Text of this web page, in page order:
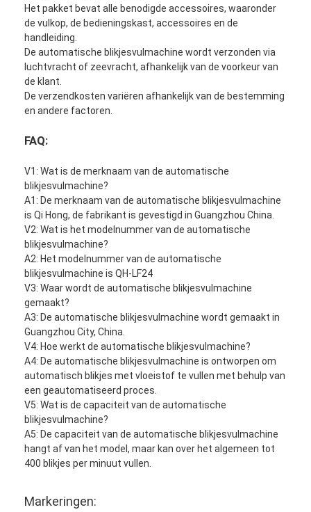
Het pakket bevat alle benodigde accessoires, waaronder
de vulkop, de bedieningskast, accessoires en de
handleiding.
De automatische blikjesvulmachine wordt verzonden via
luchtvracht of zeevracht, afhankelijk van de voorkeur van
de klant.
De verzendkosten variëren afhankelijk van de bestemming
en andere factoren.
FAQ:
V1: Wat is de merknaam van de automatische
blikjesvulmachine?
A1: De merknaam van de automatische blikjesvulmachine
is Qi Hong, de fabrikant is gevestigd in Guangzhou China.
V2: Wat is het modelnummer van de automatische
blikjesvulmachine?
A2: Het modelnummer van de automatische
blikjesvulmachine is QH-LF24
V3: Waar wordt de automatische blikjesvulmachine
gemaakt?
A3: De automatische blikjesvulmachine wordt gemaakt in
Guangzhou City, China.
V4: Hoe werkt de automatische blikjesvulmachine?
A4: De automatische blikjesvulmachine is ontworpen om
automatisch blikjes met vloeistof te vullen met behulp van
een geautomatiseerd proces.
V5: Wat is de capaciteit van de automatische
blikjesvulmachine?
A5: De capaciteit van de automatische blikjesvulmachine
hangt af van het model, maar kan over het algemeen tot
400 blikjes per minuut vullen.
Markeringen: